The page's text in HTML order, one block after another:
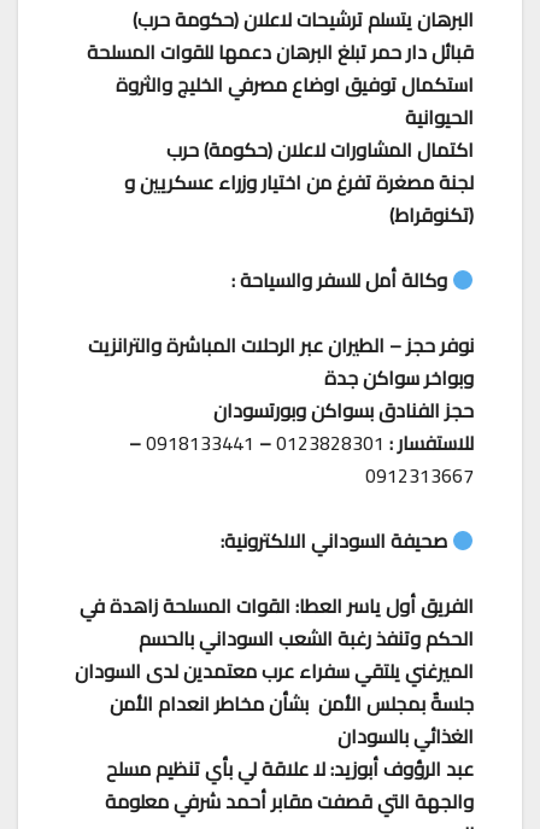
البرهان يتسلم ترشيحات لاعلان (حكومة حرب)
قبائل دار حمر تبلغ البرهان دعمها للقوات المسلحة
استكمال توفيق اوضاع مصرفي الخليج والثروة
الحيوانية
اكتمال المشاورات لاعلان (حكومة) حرب
لجنة مصغرة تفرغ من اختيار وزراء عسكريين و
(تكنوقراط)
وكالة أمل للسفر والسياحة :
نوفر حجز – الطيران عبر الرحلات المباشرة والترانزيت
وبواخر سواكن جدة
حجز الفنادق بسواكن وبورتسودان
للاستفسار : 0123828301
–
0918133441
–
0912313667
صحيفة السوداني الالكترونية:
الفريق أول ياسر العطا: القوات المسلحة زاهدة في
الحكم وتنفذ رغبة الشعب السوداني بالحسم
الميرغني يلتقي سفراء عرب معتمدين لدى السودان
جلسةٌ بمجلس الأمن بشأن مخاطر انعدام الأمن
الغذائي بالسودان
عبد الرؤوف أبوزيد: لا علاقة لي بأي تنظيم مسلح
والجهة التي قصفت مقابر أحمد شرفي معلومة